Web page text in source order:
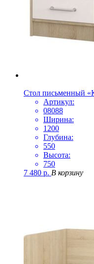
Стол письменный
Артикул:
08088
Ширина:
1200
Глубина:
550
Высота:
750
7 480 р. В корзину